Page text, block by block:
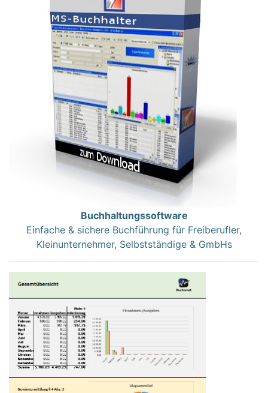
Buchhaltungssoftware
Einfache & sichere Buchführung für Freiberufler,
Kleinunternehmer, Selbstständige & GmbHs